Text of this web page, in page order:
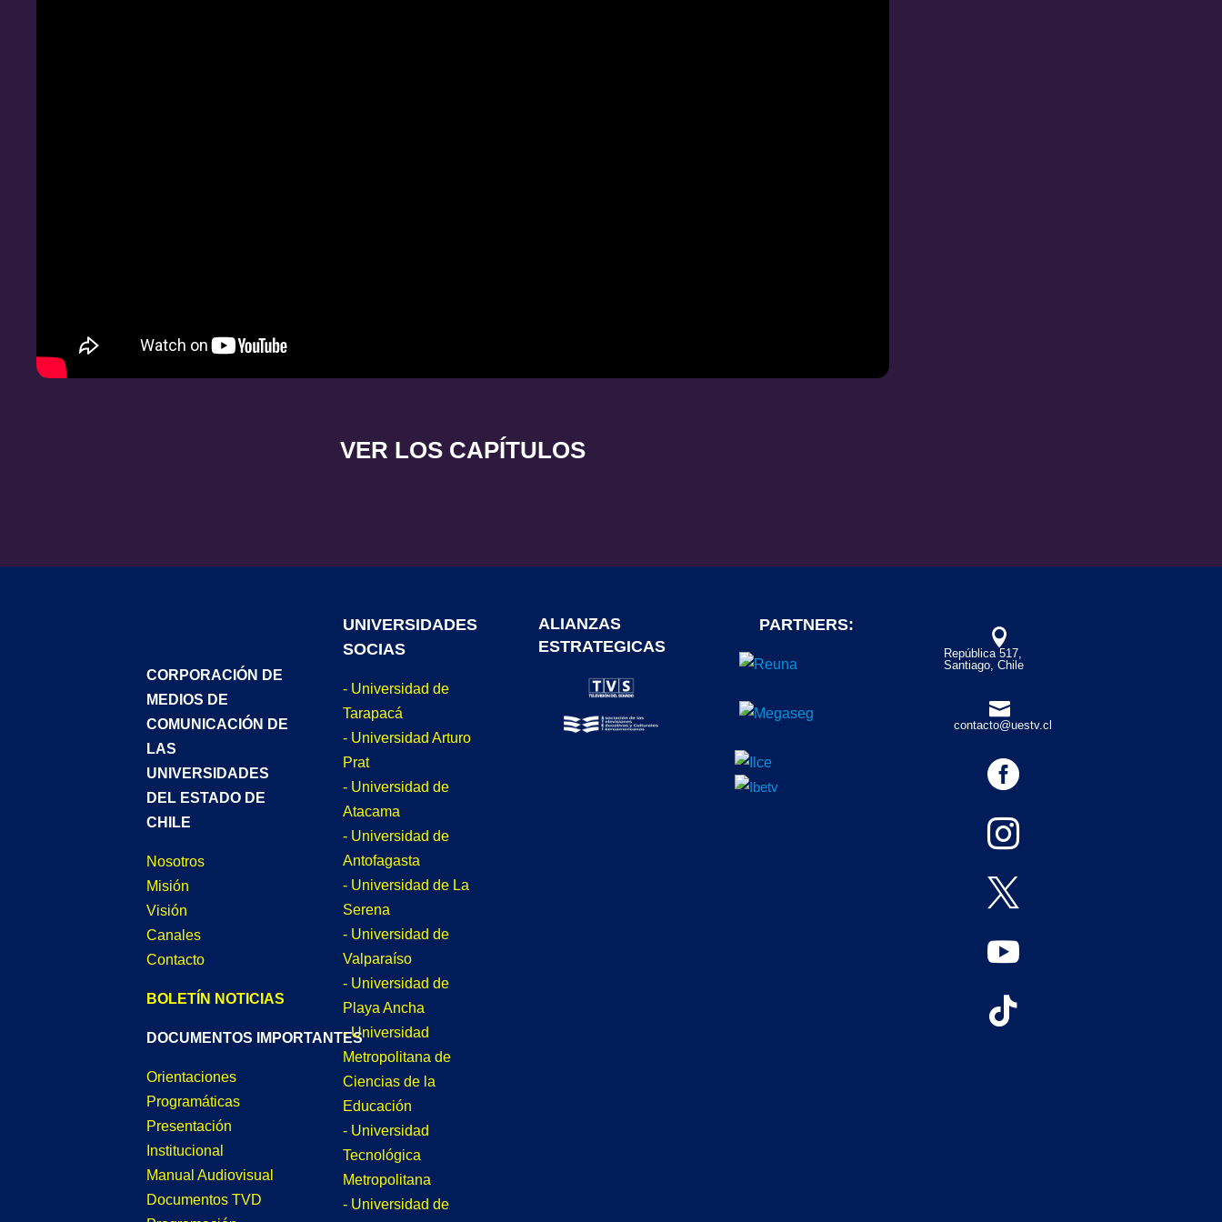
VER LOS CAPÍTULOS
CORPORACIÓN DE
MEDIOS DE
COMUNICACIÓN DE
LAS
UNIVERSIDADES
DEL ESTADO DE
CHILE
Nosotros
Misión
Visión
Canales
Contacto
BOLETÍN NOTICIAS
DOCUMENTOS IMPORTANTES
Orientaciones
Programáticas
Presentación
Institucional
Manual Audiovisual
Documentos TVD
UNIVERSIDADES
SOCIAS
- Universidad de
Tarapacá
- Universidad Arturo
Prat
- Universidad de
Atacama
- Universidad de
Antofagasta
- Universidad de La
Serena
- Universidad de
Valparaíso
- Universidad de
Playa Ancha
- Universidad
Metropolitana de
Ciencias de la
Educación
- Universidad
Tecnológica
Metropolitana
- Universidad de
ALIANZAS
ESTRATEGICAS
PARTNERS:

República 517,
Santiago, Chile

contacto@uestv.cl




